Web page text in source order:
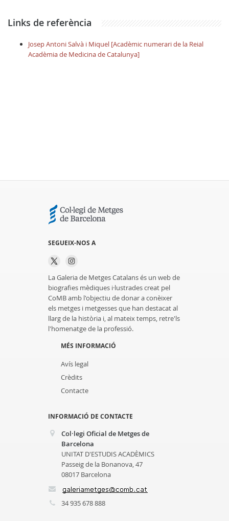
Links de referència
Josep Antoni Salvà i Miquel [Acadèmic numerari de la Reial
Acadèmia de Medicina de Catalunya]
SEGUEIX-NOS A
La Galeria de Metges Catalans és un web de
biografies mèdiques i·lustrades creat pel
CoMB amb l'objectiu de donar a conèixer
els metges i metgesses que han destacat al
llarg de la història i, al mateix temps, retre'ls
l'homenatge de la professió.
MÉS INFORMACIÓ
Avís legal
Crèdits
Contacte
INFORMACIÓ DE CONTACTE
Col·legi Oficial de Metges de
Barcelona
UNITAT D'ESTUDIS ACADÈMICS
Passeig de la Bonanova, 47
08017 Barcelona
34 935 678 888